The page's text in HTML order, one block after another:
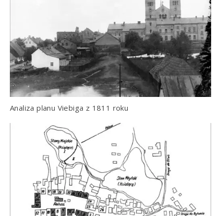
Analiza planu Viebiga z 1811 roku